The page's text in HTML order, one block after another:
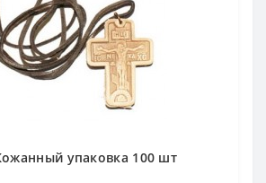
упаковка 100 шт